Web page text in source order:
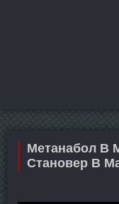
Метанабол В
Становер В